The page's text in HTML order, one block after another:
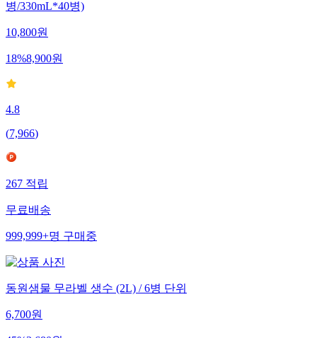
병/330mL*40병)
10,800원
18%8,900원
4.8
(7,966)
267적립
무료배송
999,999+명구매중
동원샘물 무라벨 생수 (2L) / 6병 단위
6,700원